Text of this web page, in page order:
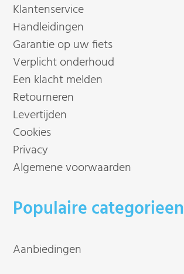
Klantenservice
Handleidingen
Garantie op uw fiets
Verplicht onderhoud
Een klacht melden
Retourneren
Levertijden
Cookies
Privacy
Algemene voorwaarden
Populaire categorieen
Aanbiedingen